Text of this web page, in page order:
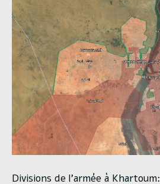
Divisions de l’armée à Khartoum: